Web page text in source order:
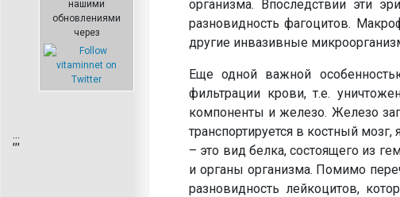
нашими
обновлениями
через
;;;
организма. Впоследствии эти
разновидность фагоцитов.
другие инвазивные
Еще одной важной
фильтрации крови, т.е.
компоненты и железо. Железо
транспортируется в костный
– это вид белка, состоящего из
и органы организма. Помимо
разновидность лейкоцитов,